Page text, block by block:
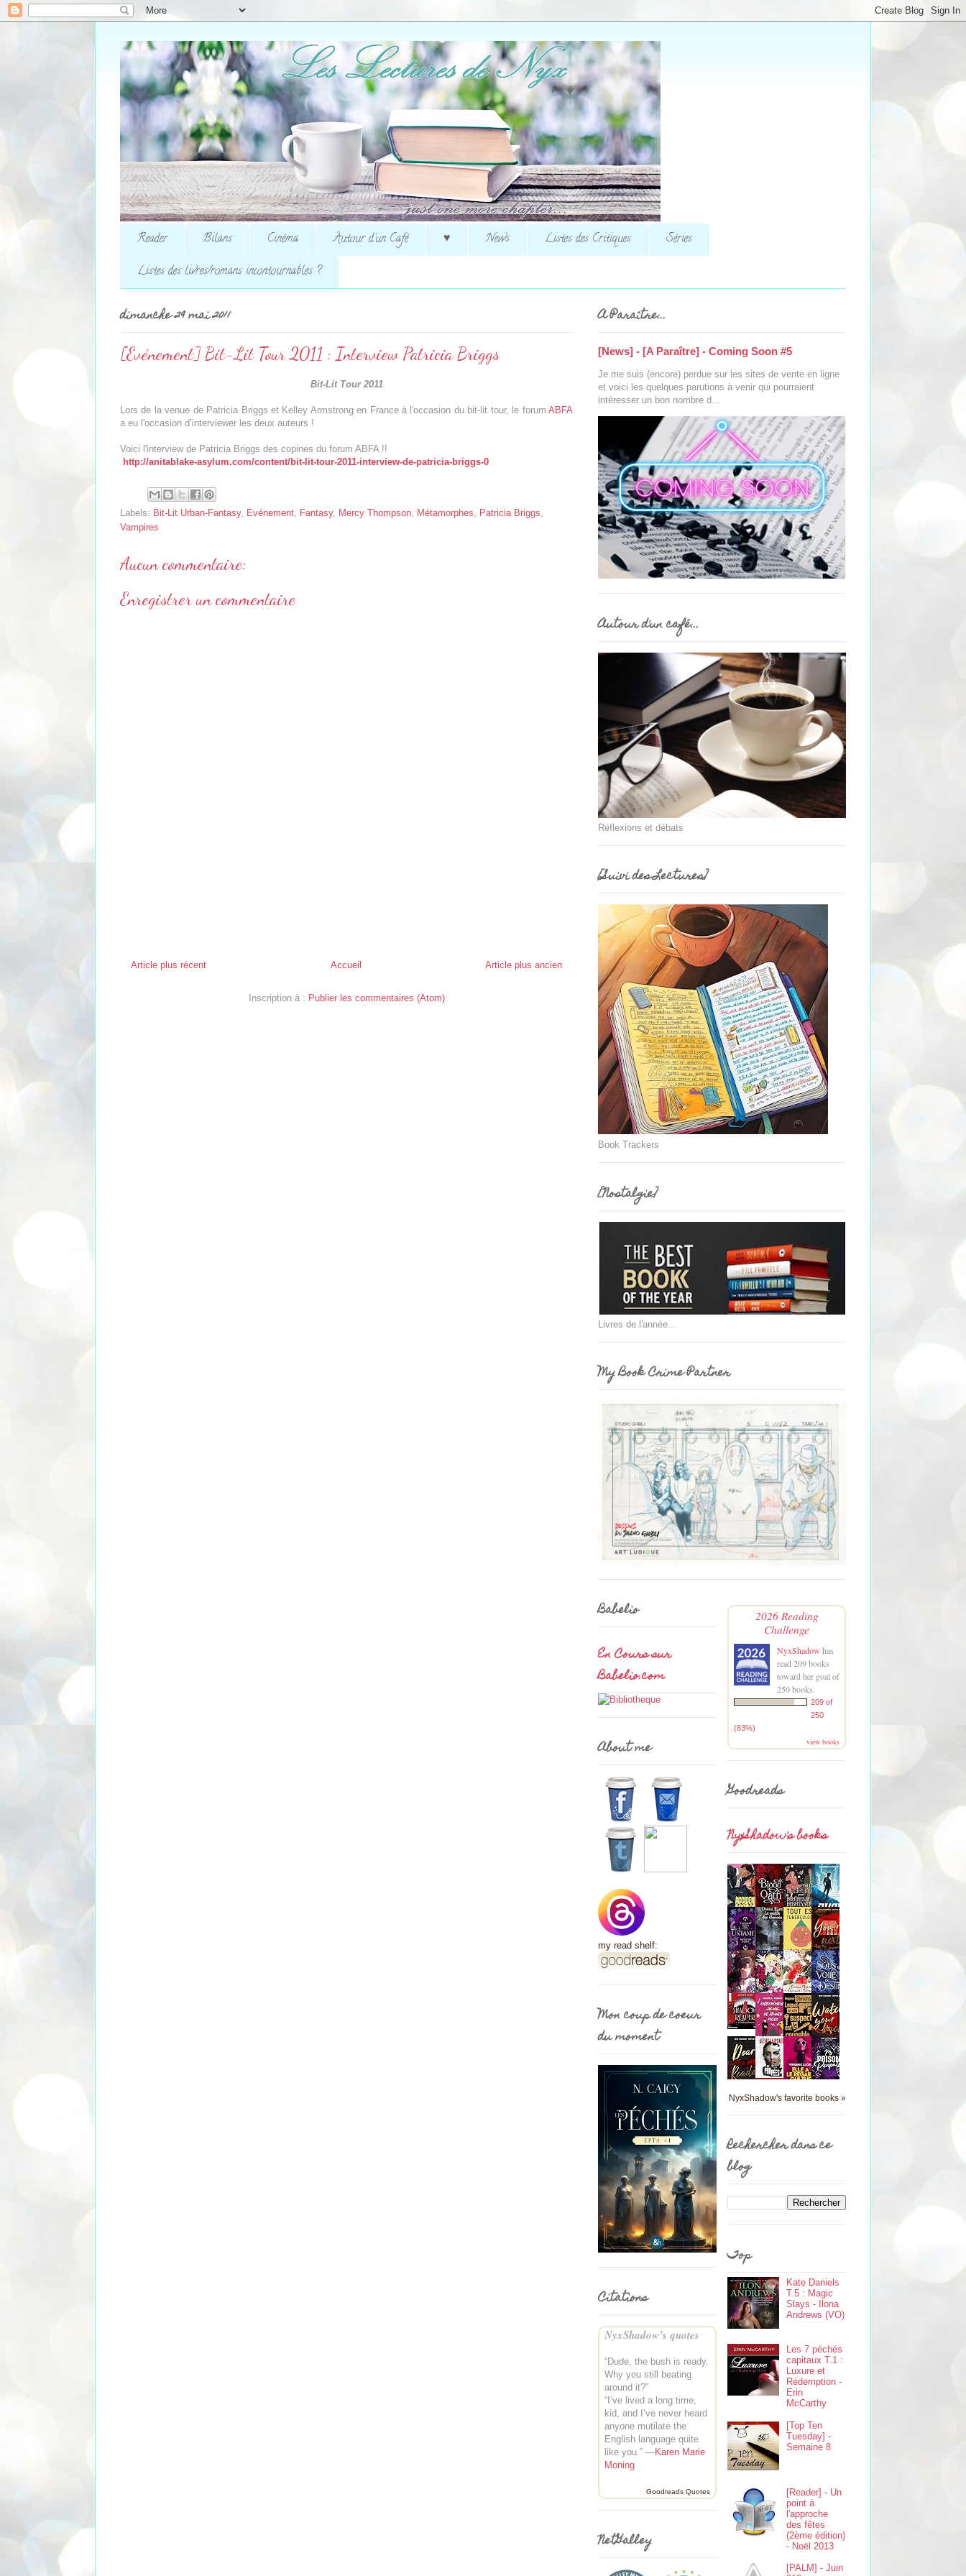
Reader Bilans Cinéma Autour d'un Café ♥ News Listes des Critiques
Séries
Listes des livres/romans incontournables ?
dimanche 29 mai 2011
[Evénement] Bit-Lit Tour 2011 : Interview Patricia Briggs
Bit-Lit Tour 2011
Lors de la venue de Patricia Briggs et Kelley Armstrong en France à l'occasion du bit-lit tour, le forum ABFA
a eu l'occasion d’interviewer les deux auteurs !
Voici l'interview de Patricia Briggs des copines du forum ABFA !!
http://anitablake-asylum.com/content/bit-lit-tour-2011-interview-de-patricia-briggs-0
Labels: Bit-Lit Urban-Fantasy, Evénement, Fantasy, Mercy Thompson, Métamorphes, Patricia Briggs,
Vampires
Aucun commentaire:
Enregistrer un commentaire
Article plus récent Article plus ancien
Accueil
Inscription à : Publier les commentaires (Atom)
A Paraître...
[News] - [A Paraître] - Coming Soon #5
Je me suis (encore) perdue sur les sites de vente en ligne
et voici les quelques parutions à venir qui pourraient
intéresser un bon nombre d...
Autour d'un café...
Réflexions et débats
[Suivi des Lectures]
Book Trackers
[Nostalgie]
Livres de l'année...
My Book Crime Partner
Babelio
En Cours sur
Babelio.com
About me
my read shelf:
Mon coup de coeur
du moment
Citations
NyxShadow’s quotes
“Dude, the bush is ready.
Why you still beating
around it?”
“I’ve lived a long time,
kid, and I’ve never heard
anyone mutilate the
English language quite
like you.” —Karen Marie
Moning
Goodreads Quotes
NetGalley
2026 Reading
Challenge
NyxShadow has
read 209 books
toward her goal of
250 books.
209 of
250
(83%)
view books
Goodreads
NyxShadow's books
NyxShadow's favorite books »
Rechercher dans ce
blog
Top
Kate Daniels
T.5 : Magic
Slays - Ilona
Andrews (VO)
Les 7 péchés
capitaux T.1 :
Luxure et
Rédemption -
Erin
McCarthy
[Top Ten
Tuesday] -
Semaine 8
[Reader] - Un
point à
l'approche
des fêtes
(2ème édition)
- Noël 2013
[PALM] - Juin